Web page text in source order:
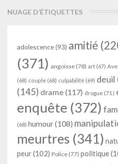
NUAGE D’ÉTIQUETTES
adolescence(93) amitié
(371) angoisse (78) art (67)
(68) couple (68) culpabilité (69) deuil
(145) drame (117) drogue (71)
enquête (372)
(68) humour(108)
meurtres (341)
peur(102) Police (77) politique